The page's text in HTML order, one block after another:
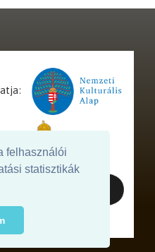
felhasználói
statisztikák